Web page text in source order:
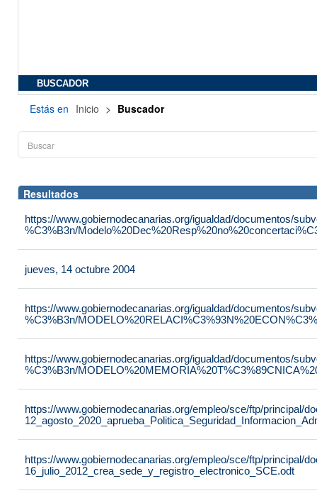
BUSCADOR
Estás en Inicio > Buscador
Resultados
https://www.gobiernodecanarias.org/igualdad/documentos/
%C3%B3n/
jueves, 14 octubre 2004
https://www.gobiernodecanarias.org/igualdad/documentos/
%C3%B3n/
https://www.gobiernodecanarias.org/igualdad/documentos/
%C3%B3n/
https://www.gobiernodecanarias.org/empleo/sce/ftp/principal/
https://www.gobiernodecanarias.org/empleo/sce/ftp/principal/
16_julio_2012_crea_sede_y_registro_electronico_SCE.odt